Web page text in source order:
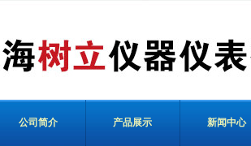
公司简介 产品展示 新闻中心